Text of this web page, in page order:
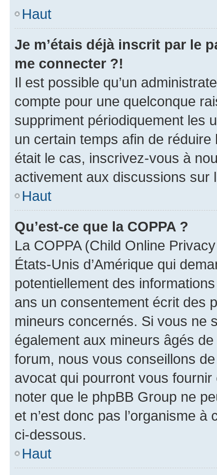
Haut
Je m’étais déjà inscrit par le
me connecter ?!
Il est possible qu’un
compte pour une quelconque
suppriment périodiquement les
un certain temps afin de
était le cas, inscrivez-vous à
activement aux discussions sur
Haut
Qu’est-ce que la COPPA ?
La COPPA (Child Online
États-Unis d’Amérique qui
potentiellement des
ans un consentement écrit des
mineurs concernés. Si vous ne
également aux mineurs âgés
forum, nous vous conseillons
avocat qui pourront vous
noter que le phpBB Group ne
et n’est donc pas l’organisme
ci-dessous.
Haut